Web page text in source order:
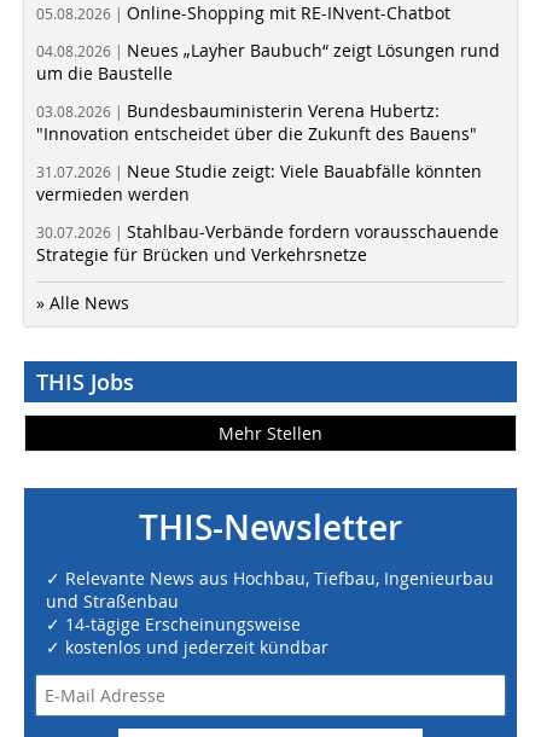
05.08.2026 | Online-Shopping mit RE-INvent-Chatbot
04.08.2026 | Neues „Layher Baubuch“ zeigt Lösungen rund
um die Baustelle
03.08.2026 | Bundesbauministerin Verena Hubertz:
"Innovation entscheidet über die Zukunft des Bauens"
31.07.2026 | Neue Studie zeigt: Viele Bauabfälle könnten
vermieden werden
30.07.2026 | Stahlbau-Verbände fordern vorausschauende
Strategie für Brücken und Verkehrsnetze
» Alle News
THIS Jobs
Mehr Stellen
THIS-Newsletter
✓ Relevante News aus Hochbau, Tiefbau, Ingenieurbau
und Straßenbau
✓ 14-tägige Erscheinungsweise
✓ kostenlos und jederzeit kündbar